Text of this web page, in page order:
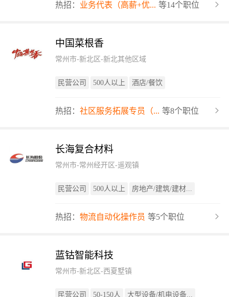
热招： 业务代表（高薪+优... 等14个职位
中国菜根香
常州市-新北区-新北其他区域
民营公司 500人以上 酒店/餐饮
热招： 社区服务拓展专员（... 等8个职位
长海复合材料
常州市-常州经开区-遥观镇
民营公司 500人以上 房地产/建筑/建材...
热招： 物流自动化操作员 等5个职位
蓝钴智能科技
常州市-新北区-西夏墅镇
民营公司 50-150人 大型设备/机电设备...